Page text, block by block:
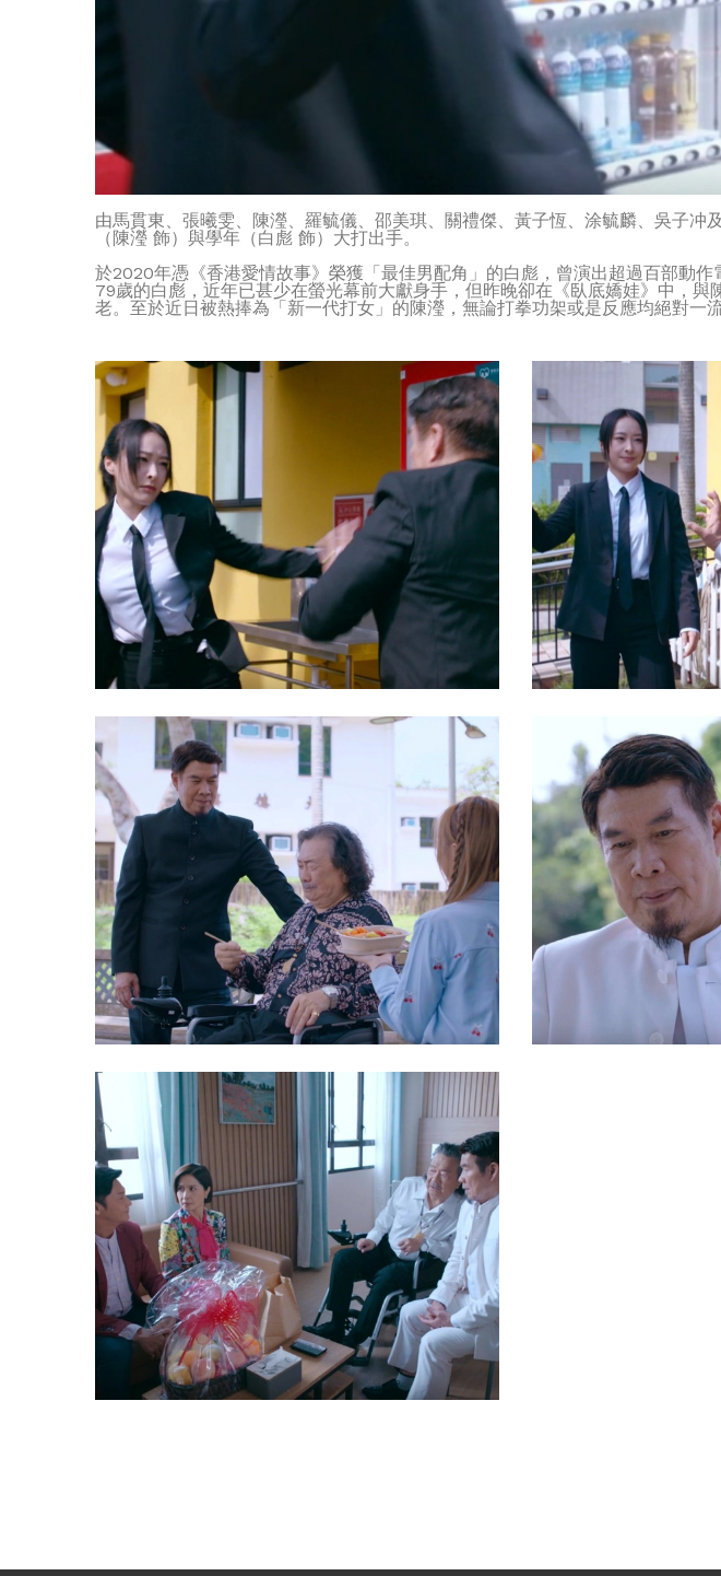
由馬貫東、張曦雯、陳瀅、羅毓儀、邵美琪、關禮傑、黃子恆、涂毓麟、吳子
（陳瀅 飾）與學年（白彪 飾）大打出手。
於2020年憑《香港愛情故事》榮獲「最佳男配角」的白彪，曾演出超過百部動
79歲的白彪，近年已甚少在螢光幕前大獻身手，但昨晚卻在《臥底嬌娃》中，
老。至於近日被熱捧為「新一代打女」的陳瀅，無論打拳功架或是反應均絕對一